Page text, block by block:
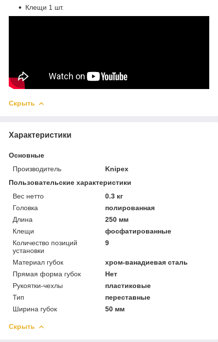
Клещи 1 шт.
Скрыть
Характеристики
Основные
Производитель
Knipex
Пользовательские характеристики
Вес нетто
0.3 кг
Головка
полированная
Длина
250 мм
Клещи
фосфатированные
Количество позиций
установки
9
Материал губок
хром-ванадиевая сталь
Прямая форма губок
Нет
Рукоятки-чехлы
пластиковые
Тип
переставные
Ширина губок
50 мм
Скрыть